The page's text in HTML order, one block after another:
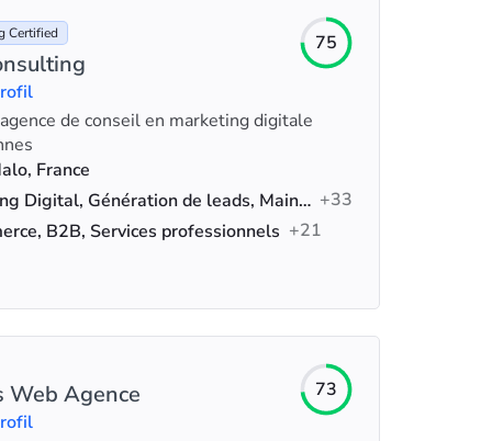
Certified 75
de conseil en marketing digitale
France
Marketing Digital, Génération de leads, Maintenance du site +33
B2B, Services professionnels +21
Web Agence 73